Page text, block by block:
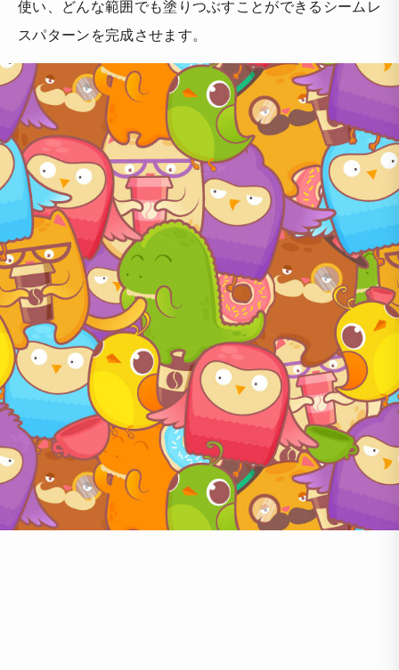
使い、どんな範囲でも塗りつぶすことができるシームレ
スパターンを完成させます。